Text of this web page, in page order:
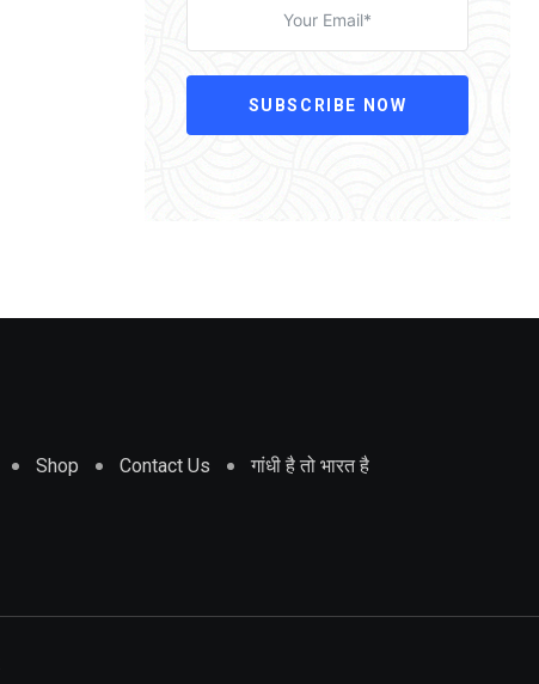
SUBSCRIBE NOW
Shop Contact Us गांधी है तो भारत है